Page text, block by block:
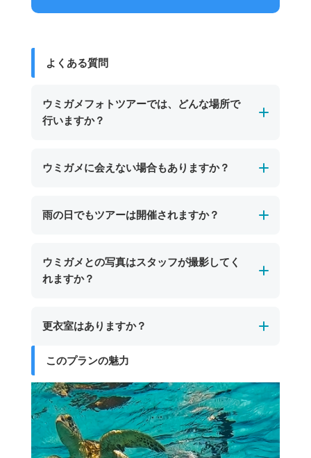
よくある質問
ウミガメフォトツアーでは、どんな場所で
行いますか？
基本的にビーチからエントリーできるポイント
初心者の方でも安心してご参加いただけます。
ウミガメに会えない場合もありますか？
自然の生き物のため必ず会えるとは限りませ
ご了承ください。
ただし、ツアーで訪れるのはサンゴ礁が美しい
も色鮮やかなサンゴや多彩な熱帯魚との出会い
雨の日でもツアーは開催されますか？
シトシト雨の場合は催行します。海洋状況にう
よっては、直前のツアーキャンセルやプログラ
ウミガメとの写真はスタッフが撮影してく
れますか？
ツアー中はスタッフが水中でウミガメとの写真
渡しいたします。
更衣室はありますか？
更衣室・お手洗い・シャワー設備はございませ
ん。
シュノーケリング後に塩を流せる真水をご用意
していますので、簡単な洗い流しにはご利用い
ただけます。着替えが必要な方は、あらかじめ
このプランの魅力